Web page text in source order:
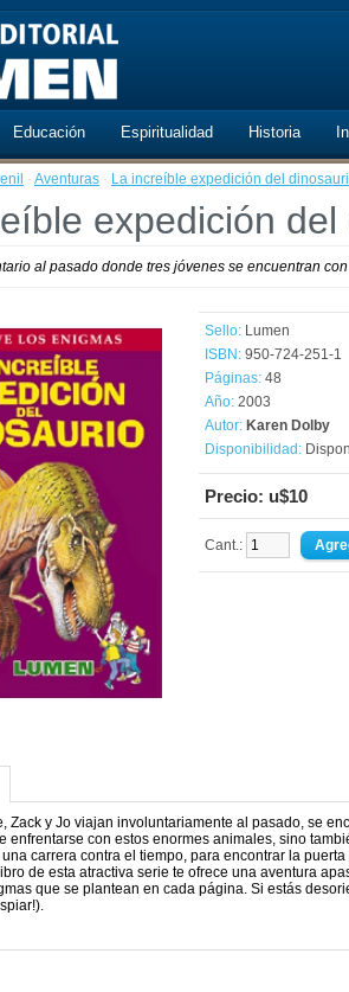
Educación Espiritualidad Historia
· Aventuras · La increíble expedición del
expedición del
al pasado donde tres jóvenes se encuentran
Sello: Lumen
ISBN: 950-724-251-1
Páginas: 48
Año: 2003
Autor: Karen Dolby
Disponibilidad:
Precio: u$10
Cant.:
Zack y Jo viajan involuntariamente al pasado, se
enfrentarse con estos enormes animales, sino
carrera contra el tiempo, para encontrar la
de esta atractiva serie te ofrece una aventura
que se plantean en cada página. Si estás